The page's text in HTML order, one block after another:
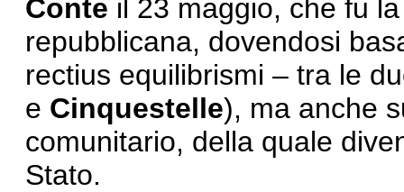
Conte il 23 maggio, che fu
repubblicana, dovendosi
rectius equilibrismi – tra le
e Cinquestelle), ma anche
comunitario, della quale
Stato.